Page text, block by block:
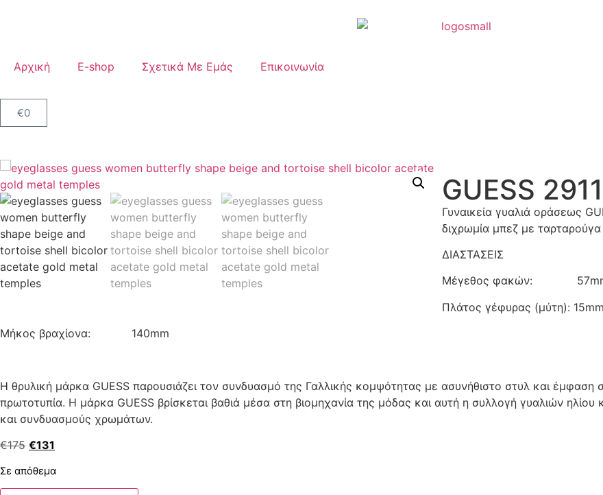
Αρχική E-shop Σχετικά Με Εμάς Επικοινωνία
€0
GUESS
Γυναικεία γυαλιά οράσεως
διχρωμία μπεζ με
ΔΙΑΣΤΑΣΕΙΣ
Μέγεθος φακών:
Πλάτος γέφυρας (μύτη): 15mm
Μήκος βραχίονα: 140mm
Η θρυλική μάρκα GUESS παρουσιάζει τον συνδυασμό της Γαλλικής κομψότητας με ασυνήθιστο στυλ και έμφαση
πρωτοτυπία. Η μάρκα GUESS βρίσκεται βαθιά μέσα στη βιομηχανία της μόδας και αυτή η συλλογή γυαλιών
και συνδυασμούς χρωμάτων.
€175 €131
Σε απόθεμα